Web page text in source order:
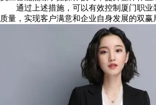
通过上述措施，可以有效控制厦门职业
质量，实现客户满意和企业自身发展的双赢